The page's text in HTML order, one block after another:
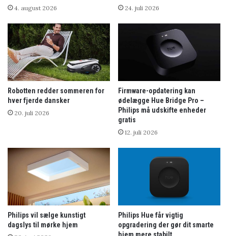
4. august 2026 24. juli 2026
Robotten redder sommeren for
hver fjerde dansker
20. juli 2026
Firmware-opdatering kan
ødelægge Hue Bridge Pro –
Philips må udskifte enheder
gratis
12. juli 2026
Philips vil sælge kunstigt
dagslys til mørke hjem
Philips Hue får vigtig
opgradering der gør dit smarte